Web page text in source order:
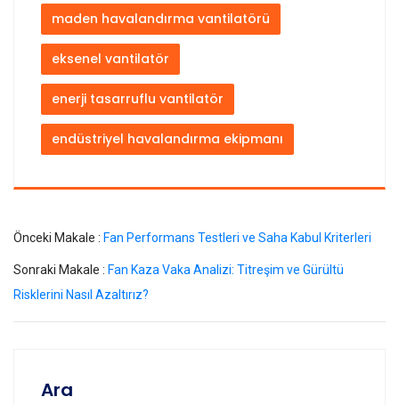
Ara
maden havalandırma vantilatörü
eksenel vantilatör
enerji tasarruflu vantilatör
endüstriyel havalandırma ekipmanı
Önceki Makale : Fan Performans Testleri ve Saha Kabul Kriterleri
Sonraki Makale : Fan Kaza Vaka Analizi: Titreşim ve Gürültü
Risklerini Nasıl Azaltırız?